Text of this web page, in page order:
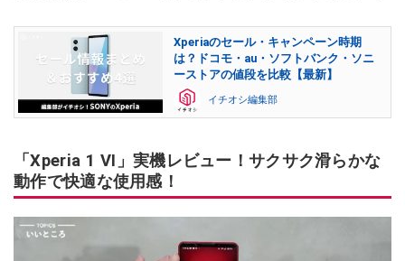
Xperiaのセール・キャンペーン時期
は？ドコモ・au・ソフトバンク・ソニ
ーストアの値段を比較【最新】
イチオシ編集部
「Xperia 1 VI」実機レビュー！サクサク滑らかな
動作で快適な使用感！